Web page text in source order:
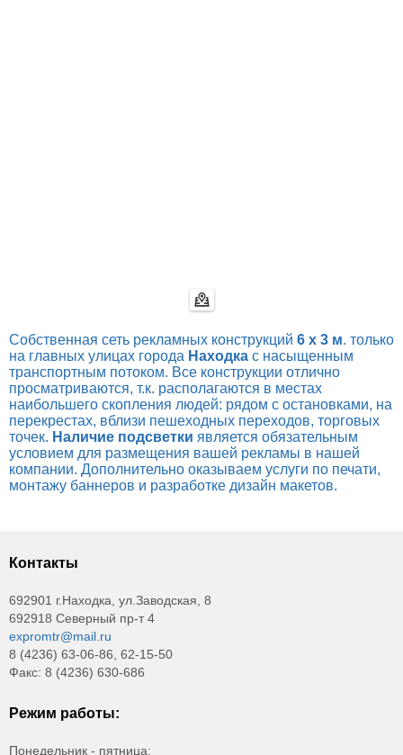
Собственная сеть рекламных конструкций 6 х 3 м. только
на главных улицах города Находка с насыщенным
транспортным потоком. Все конструкции отлично
просматриваются, т.к. располагаются в местах
наибольшего скопления людей: рядом с остановками, на
перекрестах, вблизи пешеходных переходов, торговых
точек. Наличие подсветки является обязательным
условием для размещения вашей рекламы в нашей
компании. Дополнительно оказываем услуги по печати,
монтажу баннеров и разработке дизайн макетов.
Контакты
692901 г.Находка, ул.Заводская, 8
692918 Северный пр-т 4
expromtr@mail.ru
8 (4236) 63-06-86, 62-15-50
Факс: 8 (4236) 630-686
Режим работы:
Понедельник - пятница: